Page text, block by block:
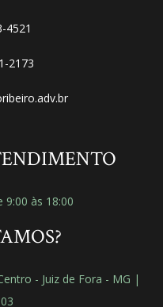
4521
2173
9:00 às 18:00
- Juiz de Fora - MG |